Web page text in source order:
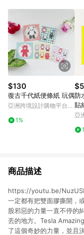
$130
復古千代紙便條紙 玩偶
亞洲跨境設計購物平台
1%
防水貼
貼
亞
商品描述
https://youtu.be/
一定都有把雙面膠撕開，
股邪惡的力量一直不停的
丟的地方。Tesla
了這個奇妙的力量，並且